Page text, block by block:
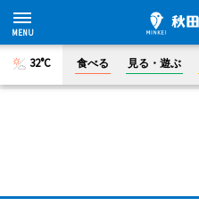
32°C 食べる 見る・遊ぶ